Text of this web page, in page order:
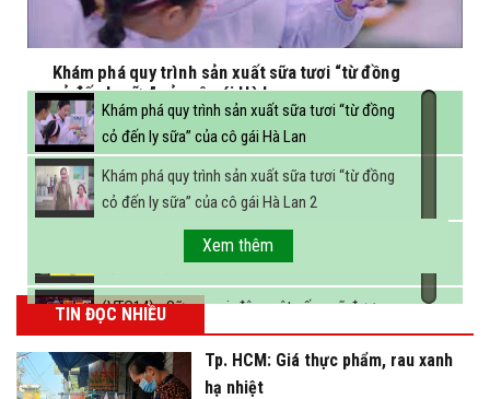
Khám phá quy trình sản xuất sữa tươi “từ đồng
cỏ đến ly sữa” của cô gái Hà Lan
Khám phá quy trình sản xuất sữa tươi “từ đồng
cỏ đến ly sữa” của cô gái Hà Lan
Khám phá quy trình sản xuất sữa tươi “từ đồng
cỏ đến ly sữa” của cô gái Hà Lan 2
FBNC - Ngành sữa hướng tới mục tiêu 3,4 tỷ lít
sữa vào năm 2025
(VTC14) - Sữa ngoại, động vật sống sẽ được
miễn thuế nhập khẩu
Xem thêm
TIN ĐỌC NHIỀU
Tp. HCM: Giá thực phẩm, rau xanh
hạ nhiệt